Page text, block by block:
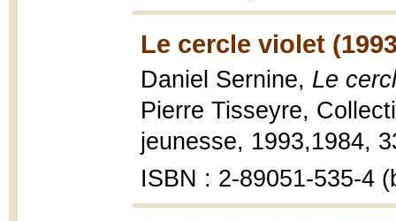
Le cercle violet
Daniel Sernine, Le
Pierre Tisseyre,
jeunesse, 1993,1984,
ISBN : 2-89051-535-4